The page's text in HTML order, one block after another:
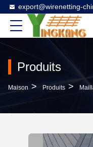
export@wirenetting-
Produits
Maison > Produits >